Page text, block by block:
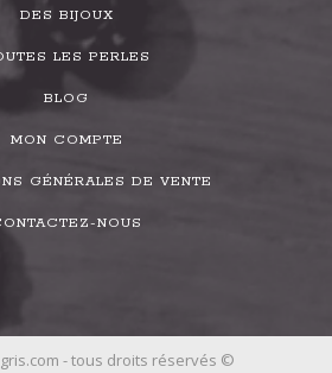
DES BIJOUX
LES PERLES
BLOG
MON COMPTE
GÉNÉRALES DE VENTE
NOUS
- tous droits réservés ©